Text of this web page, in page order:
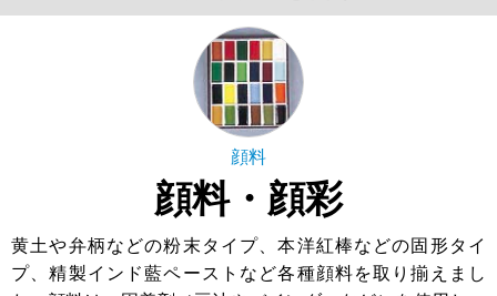
顔料
顔料・顔彩
黄土や弁柄などの粉末タイプ、本洋紅棒などの固形タイ
プ、精製インド藍ペーストなど各種顔料を取り揃えまし